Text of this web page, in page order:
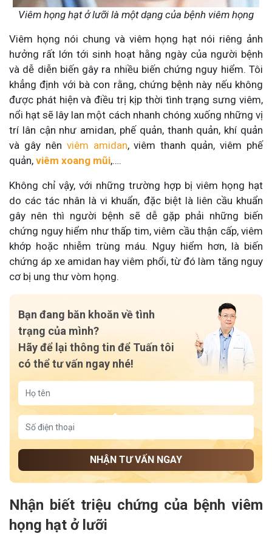
Viêm họng hạt ở lưỡi là một dạng của bệnh viêm họng
Viêm họng nói chung và viêm họng hạt nói riêng ảnh
hưởng rất lớn tới sinh hoạt hằng ngày của người bệnh
và dễ diễn biến gây ra nhiều biến chứng nguy hiểm. Tôi
khẳng định với bà con rằng, chứng bệnh này nếu không
được phát hiện và điều trị kịp thời tình trạng sưng viêm,
nổi hạt sẽ lây lan một cách nhanh chóng xuống những vị
trí lân cận như amidan, phế quản, thanh quản, khí quản
và gây nên viêm amidan, viêm thanh quản, viêm phế
quản, viêm xoang mũi,….
Không chỉ vậy, với những trường hợp bị viêm họng hạt
do các tác nhân là vi khuẩn, đặc biệt là liên cầu khuẩn
gây nên thì người bệnh sẽ dễ gặp phải những biến
chứng nguy hiểm như thấp tim, viêm cầu thận cấp, viêm
khớp hoặc nhiễm trùng máu. Nguy hiểm hơn, là biến
chứng áp xe amidan hay viêm phổi, từ đó làm tăng nguy
cơ bị ung thư vòm họng.
Bạn đang băn khoăn về tình
trạng của mình?
Hãy để lại thông tin để Tuấn tôi
có thể tư vấn ngay nhé!
NHẬN TƯ VẤN NGAY
Nhận biết triệu chứng của bệnh viêm
họng hạt ở lưỡi